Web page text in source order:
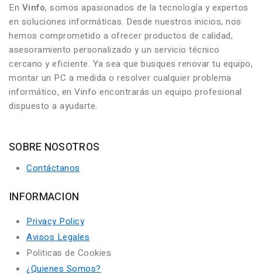
En Vinfo, somos apasionados de la tecnología y expertos
en soluciones informáticas. Desde nuestros inicios, nos
hemos comprometido a ofrecer productos de calidad,
asesoramiento personalizado y un servicio técnico
cercano y eficiente. Ya sea que busques renovar tu equipo,
montar un PC a medida o resolver cualquier problema
informático, en Vinfo encontrarás un equipo profesional
dispuesto a ayudarte.
SOBRE NOSOTROS
Contáctanos
INFORMACION
Privacy Policy
Avisos Legales
Politicas de Cookies
¿Quienes Somos?